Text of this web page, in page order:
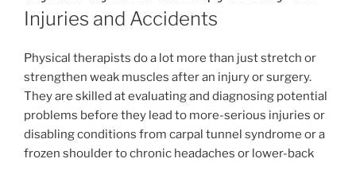
Injuries and Accidents
Physical therapists do a lot more than just stretch or
strengthen weak muscles after an injury or surgery.
They are skilled at evaluating and diagnosing potential
problems before they lead to more-serious injuries or
disabling conditions from carpal tunnel syndrome or a
frozen shoulder to chronic headaches or lower-back